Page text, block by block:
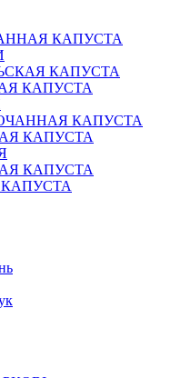
КАПУСТА
КАПУСТА
КАПУСТА
КАПУСТА
КАПУСТА
КАПУСТА